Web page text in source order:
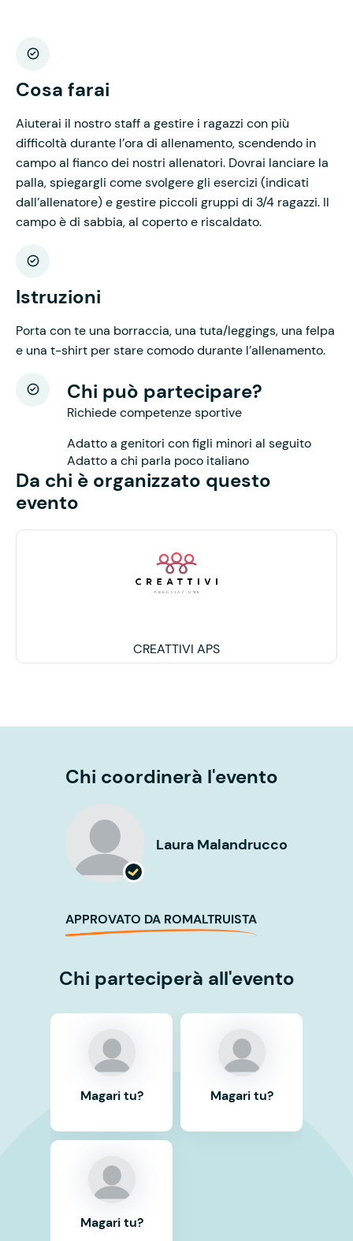
Cosa farai
Aiuterai il nostro staff a gestire i ragazzi con più
difficoltà durante l’ora di allenamento, scendendo in
campo al fianco dei nostri allenatori. Dovrai lanciare la
palla, spiegargli come svolgere gli esercizi (indicati
dall’allenatore) e gestire piccoli gruppi di 3/4 ragazzi. Il
campo è di sabbia, al coperto e riscaldato.
Istruzioni
Porta con te una borraccia, una tuta/leggings, una felpa
e una t-shirt per stare comodo durante l’allenamento.
Chi può partecipare?
Richiede competenze sportive
Adatto a genitori con figli minori al seguito
Adatto a chi parla poco italiano
Da chi è organizzato questo
evento
CREATTIVI APS
Chi coordinerà l'evento
Laura Malandrucco
APPROVATO DA ROMALTRUISTA
Chi parteciperà all'evento
Magari tu?
Magari tu?
Magari tu?